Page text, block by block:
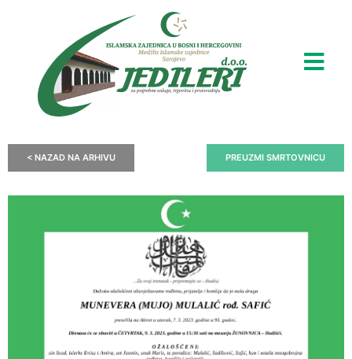
< NAZAD NA ARHIVU PREUZMI SMRTOVNICU